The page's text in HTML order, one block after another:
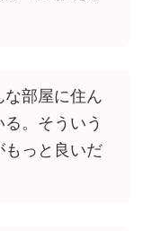
部屋に住ん
。そういう
もっと良いだ